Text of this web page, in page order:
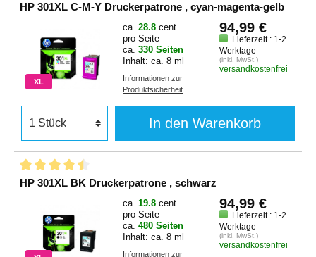
HP 301XL C-M-Y Druckerpatrone , cyan-magenta-gelb
XL
ca. 28.8 cent
pro Seite
ca. 330 Seiten
Inhalt: ca. 8 ml
Informationen zur
Produktsicherheit
94,99 €
Lieferzeit : 1-2
Werktage
(inkl. MwSt.)
versandkostenfrei
In den Warenkorb
HP 301XL BK Druckerpatrone , schwarz
ca. 19.8 cent
pro Seite
ca. 480 Seiten
Inhalt: ca. 8 ml
Informationen zur
94,99 €
Lieferzeit : 1-2
Werktage
(inkl. MwSt.)
versandkostenfrei